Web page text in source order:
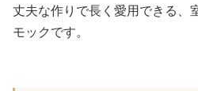
丈夫な作りで長く愛用できる、
モックです。